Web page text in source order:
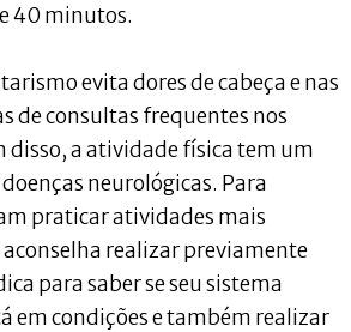
40 minutos.
evita dores de cabeça e nas
de consultas frequentes nos
disso, a atividade física tem um
neurológicas. Para
praticar atividades mais
realizar previamente
para saber se seu sistema
em condições e também realizar